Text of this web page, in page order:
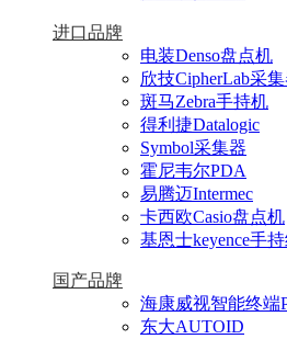
进口品牌
电装Denso盘点机
欣技CipherLab采
斑马Zebra手持机
得利捷Datalogic
Symbol采集器
霍尼韦尔PDA
易腾迈Intermec
卡西欧Casio盘点机
基恩士keyence手
国产品牌
海康威视智能终端
东大AUTOID